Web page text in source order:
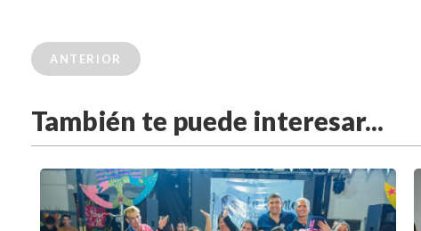
ANTERIOR
También te puede interesar...